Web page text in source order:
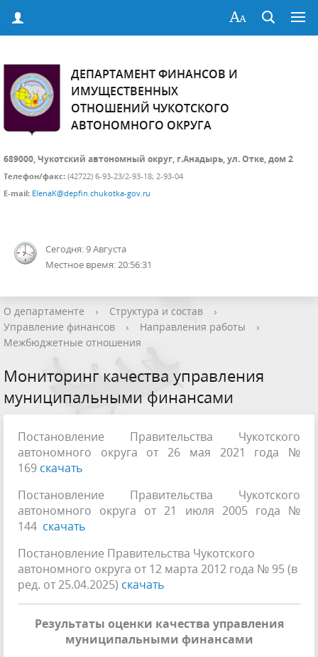
ДЕПАРТАМЕНТ ФИНАНСОВ И
ИМУЩЕСТВЕННЫХ
ОТНОШЕНИЙ ЧУКОТСКОГО
АВТОНОМНОГО ОКРУГА
689000, Чукотский автономный округ, г.Анадырь, ул. Отке, дом 2
Телефон/факс: (42722) 6-93-23/2-93-18; 2-93-04
E-mail: ElenaK@depfin.chukotka-gov.ru
Сегодня: 9 Августа
Местное время: 20:56:31
О департаменте › Структура и состав
›
Управление финансов
› Направления работы
›
Межбюджетные отношения
Мониторинг качества управления
муниципальными финансами
Постановление Правительства Чукотского
автономного округа от 26 мая 2021 года №
169 скачать
Постановление Правительства Чукотского
автономного округа от 21 июля 2005 года №
144 скачать
Постановление Правительства Чукотского
автономного округа от 12 марта 2012 года № 95 (в
ред. от 25.04.2025) скачать
Результаты оценки качества управления
муниципальными финансами